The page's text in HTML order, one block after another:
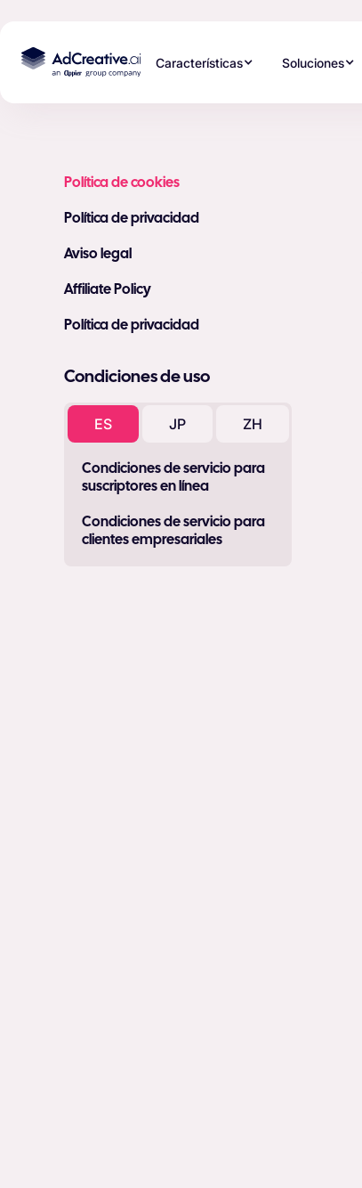
Características Soluciones
Política de cookies
Política de privacidad
Aviso legal
Affiliate Policy
Política de privacidad
Condiciones de uso
ES JP ZH
Condiciones de servicio para
suscriptores en línea
Condiciones de servicio para
clientes empresariales